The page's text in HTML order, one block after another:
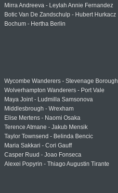
Mirra Andreeva - Leylah Annie Fernandez
Botic Van De Zandschulp - Hubert Hurkacz
Bochum - Hertha Berlin
Wycombe Wanderers - Stevenage Borough
Wolverhampton Wanderers - Port Vale
Maya Joint - Ludmilla Samsonova
Middlesbrough - Wrexham
Elise Mertens - Naomi Osaka
Terence Atmane - Jakub Mensik
Taylor Townsend - Belinda Bencic
Maria Sakkari - Cori Gauff
Casper Ruud - Joao Fonseca
Alexei Popyrin - Thiago Augustin Tirante